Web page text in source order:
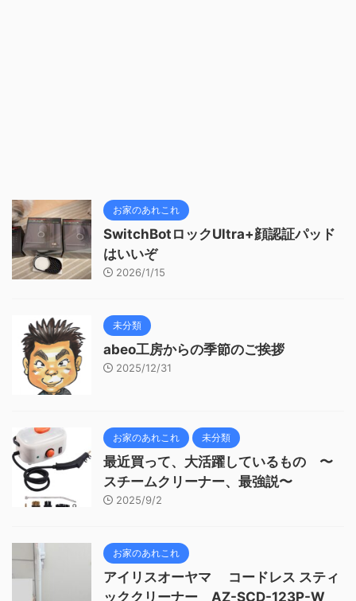
お家のあれこれ
SwitchBotロックUltra+顔認証パッド
はいいぞ
2026/1/15
未分類
abeo工房からの季節のご挨拶
2025/12/31
お家のあれこれ 未分類
最近買って、大活躍しているもの 〜
スチームクリーナー、最強説〜
2025/9/2
お家のあれこれ
アイリスオーヤマ コードレス スティ
ッククリーナー AZ-SCD-123P-W